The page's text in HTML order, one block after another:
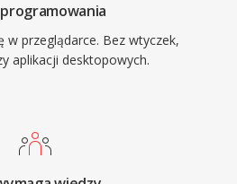
w przeglądarce. Bez wtyczek,
aplikacji desktopowych.